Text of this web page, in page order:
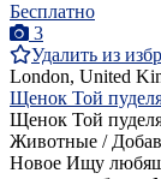
Бесплатно
3
Удалить из
London, United
Щенок Той
Щенок Той
Животные /
Новое Ищу